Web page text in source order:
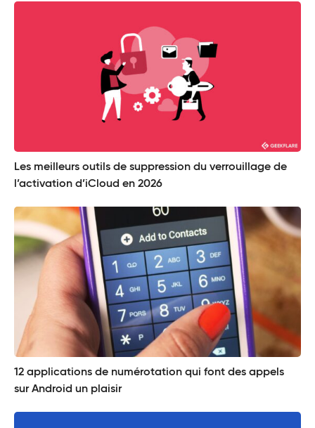
Les meilleurs outils de suppression du verrouillage de
l’activation d’iCloud en 2026
12 applications de numérotation qui font des appels
sur Android un plaisir